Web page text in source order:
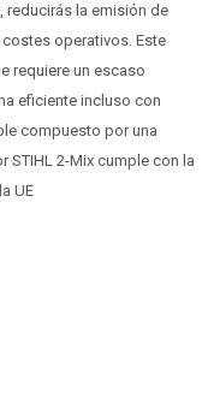
reducirás la emisión de
operativos. Este
requiere un escaso
eficiente incluso con
compuesto por una
STIHL 2-Mix cumple con la
UE